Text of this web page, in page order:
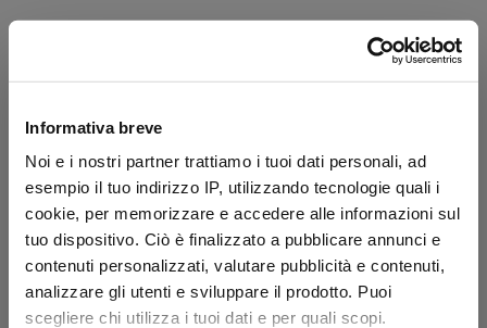
Informativa breve
Noi e i nostri partner trattiamo i tuoi dati personali, ad
esempio il tuo indirizzo IP, utilizzando tecnologie quali i
cookie, per memorizzare e accedere alle informazioni sul
tuo dispositivo. Ciò è finalizzato a pubblicare annunci e
contenuti personalizzati, valutare pubblicità e contenuti,
analizzare gli utenti e sviluppare il prodotto. Puoi
scegliere chi utilizza i tuoi dati e per quali scopi.